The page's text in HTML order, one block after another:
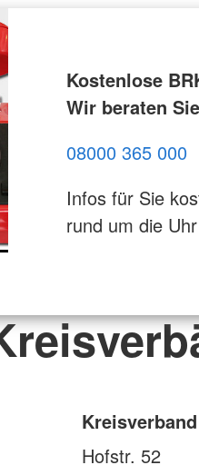
Kostenlose
Wir beraten
08000 365 000
Infos für Sie
rund um die Uhr
Hofstr. 52